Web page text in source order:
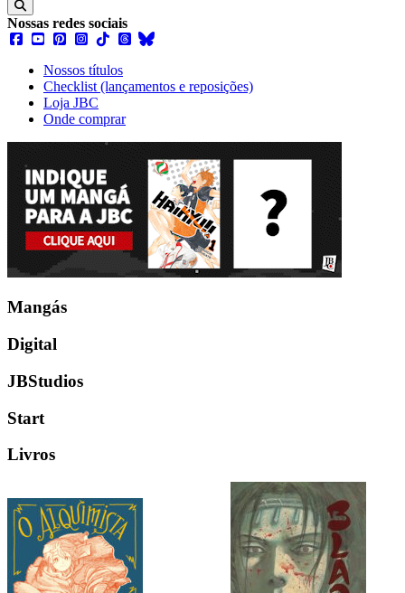
Nossas redes sociais
Nossos títulos
Checklist (lançamentos e reposições)
Loja JBC
Onde comprar
Mangás
Digital
JBStudios
Start
Livros